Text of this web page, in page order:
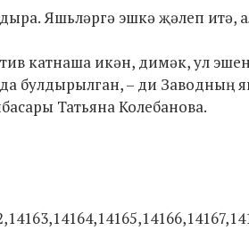
Яшьләргә эшкә җәлеп итә,
катнаша икән, димәк, ул
булдырылган, – ди Заводның
Татьяна Колебанова.